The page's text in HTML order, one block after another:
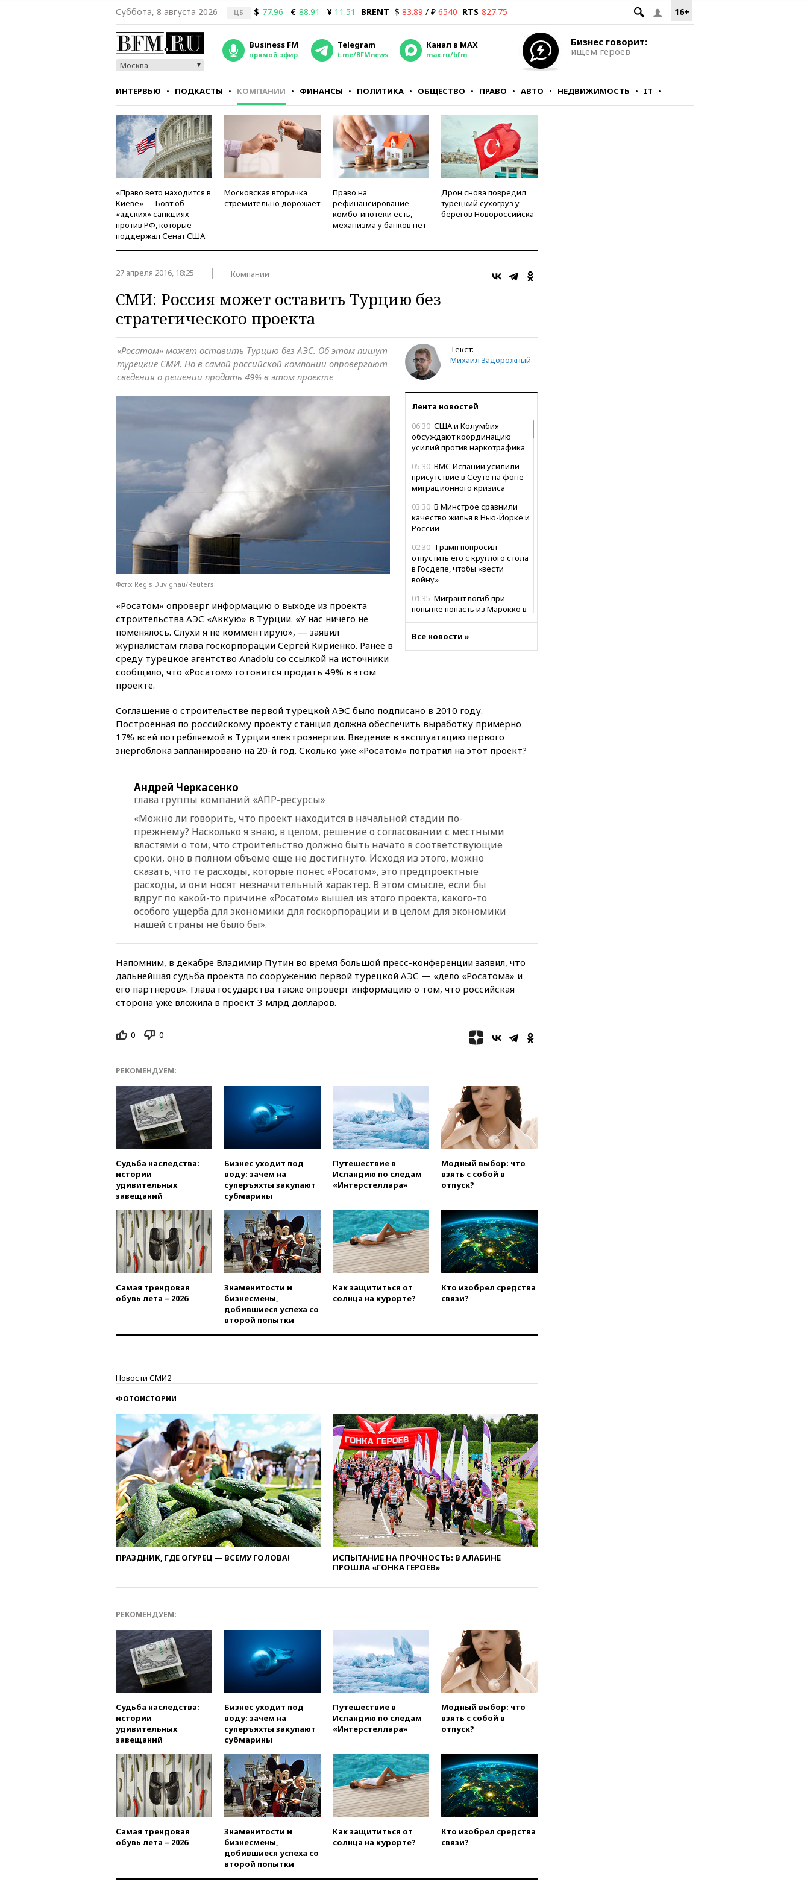
16+
Суббота, 8 августа 2026 ЦБ $ 77.96 € 88.91 ¥ 11.51 BRENT $ 83.89 / ₽ 6540 RTS 827.75
Москва
Business FM
прямой эфир
Telegram
t.me/BFMnews
Канал в MAX
max.ru/bfm
Бизнес говорит:
ищем героев
ИНТЕРВЬЮ ПОДКАСТЫ КОМПАНИИ ФИНАНСЫ ПОЛИТИКА ОБЩЕСТВО ПРАВО АВТО НЕДВИЖИМОСТЬ IT
СТИЛЬ ТЕСТЫ
«Право вето находится в
Киеве» — Бовт об
«адских» санкциях
против РФ, которые
поддержал Сенат США
Московская вторичка
стремительно дорожает
Право на
рефинансирование
комбо-ипотеки есть,
механизма у банков нет
Дрон снова повредил
турецкий сухогруз у
берегов Новороссийска
27 апреля 2016, 18:25 Компании
СМИ: Россия может оставить Турцию без
стратегического проекта
Текст:
Михаил Задорожный
Лента новостей
06:30 США и Колумбия
обсуждают координацию
усилий против наркотрафика
05:30 ВМС Испании усилили
присутствие в Сеуте на фоне
миграционного кризиса
03:30 В Минстрое сравнили
качество жилья в Нью-Йорке и
России
02:30 Трамп попросил
отпустить его с круглого стола
в Госдепе, чтобы «вести
войну»
01:35 Мигрант погиб при
попытке попасть из Марокко в
00:30 FT: ЕС не готов принять в
блок Украину из-за уровня
ЕС
вчера, 22:59 На башню
ресторана «Армения» в
Москве вернут утраченную
вчера, 22:28 Бессент
анонсировал скорое
соглашение о прекращении
огня США и Ирана
вчера, 22:15 Три человека
получили ножевые ранения
при нападении в Чехии
вчера, 22:00Путин поручил
области
вчера, 21:56 The Atlantic: Маск
отказал Украине в
использовании Starlink для
атак вглубь РФ
уголовное дело
Хорватии
вчера, 21:15Пентагон
опубликовал 16 новых видео с
НЛО
вчера, 21:00На границе
Украины с Польшей скопилось
свыше 6,5 тысячи грузовиков
вчера, 20:53 Швыдкой:
пройдет в 2026 году
вчера, 20:45ПВО за день
сбила еще 75 украинских
беспилотников над Россией
вчера, 20:35 Велосипедист
Белгородской области
постановил остановить
строительство бального зала в
вчера, 20:15Сенат США
одобрил ужесточение
санкций против России и
Ирана
вчера, 20:00 СК возбудил дело
против журналистки Катерины
Гордеевой о фейках о ВС
России
вчера, 19:45ISU предоставил
нейтральный статус
фигуристкам Валиевой и
Трусовой
вчера, 19:35
официальный визит в Сербию
Альпах
вчера, 19:00Открытое
горение на складе в Брянске
ликвидировано
вчера, 18:55Минобороны
украинским сухогрузам в
Черном море
чемпионами на олимпиаде по
ИИ
вчера, 18:39Два человека
погибли в результате удара
ВСУ по многоэтажке в Керчи
вчера, 18:25 Беспилотник
атаковал турецкий сухогруз у
Китая и России вырос в этом
Все новости »
«Росатом» может оставить Турцию без АЭС. Об этом пишут
турецкие СМИ. Но в самой российской компании опровергают
сведения о решении продать 49% в этом проекте
Фото: Regis Duvignau/Reuters
«Росатом» опроверг информацию о выходе из проекта
строительства АЭС «Аккую» в Турции. «У нас ничего не
поменялось. Слухи я не комментирую», — заявил
журналистам глава госкорпорации Сергей Кириенко. Ранее в
среду турецкое агентство Anadolu со ссылкой на источники
сообщило, что «Росатом» готовится продать 49% в этом
проекте.
Соглашение о строительстве первой турецкой АЭС было подписано в 2010 году.
Построенная по российскому проекту станция должна обеспечить выработку примерно
17% всей потребляемой в Турции электроэнергии. Введение в эксплуатацию первого
энергоблока запланировано на 20-й год. Сколько уже «Росатом» потратил на этот проект?
Андрей Черкасенко
глава группы компаний «АПР-ресурсы»
«Можно ли говорить, что проект находится в начальной стадии по-
прежнему? Насколько я знаю, в целом, решение о согласовании с местными
властями о том, что строительство должно быть начато в соответствующие
сроки, оно в полном объеме еще не достигнуто. Исходя из этого, можно
сказать, что те расходы, которые понес «Росатом», это предпроектные
расходы, и они носят незначительный характер. В этом смысле, если бы
вдруг по какой-то причине «Росатом» вышел из этого проекта, какого-то
особого ущерба для экономики для госкорпорации и в целом для экономики
нашей страны не было бы».
Напомним, в декабре Владимир Путин во время большой пресс-конференции заявил, что
дальнейшая судьба проекта по сооружению первой турецкой АЭС — «дело «Росатома» и
его партнеров». Глава государства также опроверг информацию о том, что российская
сторона уже вложила в проект 3 млрд долларов.
0 0
РЕКОМЕНДУЕМ:
Судьба наследства:
истории
удивительных
завещаний
Бизнес уходит под
воду: зачем на
суперъяхты закупают
субмарины
Путешествие в
Исландию по следам
«Интерстеллара»
Модный выбор: что
взять с собой в
отпуск?
Самая трендовая
обувь лета – 2026
Знаменитости и
бизнесмены,
добившиеся успеха со
второй попытки
Как защититься от
солнца на курорте?
Кто изобрел средства
связи?
Новости СМИ2
ФОТОИСТОРИИ
ПРАЗДНИК, ГДЕ ОГУРЕЦ — ВСЕМУ ГОЛОВА!
ИСПЫТАНИЕ НА ПРОЧНОСТЬ: В АЛАБИНЕ
ПРОШЛА «ГОНКА ГЕРОЕВ»
РЕКОМЕНДУЕМ:
Судьба наследства:
истории
удивительных
завещаний
Бизнес уходит под
воду: зачем на
суперъяхты закупают
субмарины
Путешествие в
Исландию по следам
«Интерстеллара»
Модный выбор: что
взять с собой в
отпуск?
Самая трендовая
обувь лета – 2026
Знаменитости и
бизнесмены,
добившиеся успеха со
второй попытки
Как защититься от
солнца на курорте?
Кто изобрел средства
связи?